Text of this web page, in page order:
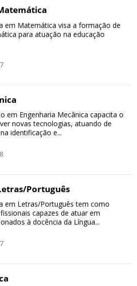
em Matemática visa a formação de
para atuação na educação
em Engenharia Mecânica capacita o
novas tecnologias, atuando de
identificação e...
Português
em Letras/Português tem como
capazes de atuar em
à docência da Língua...